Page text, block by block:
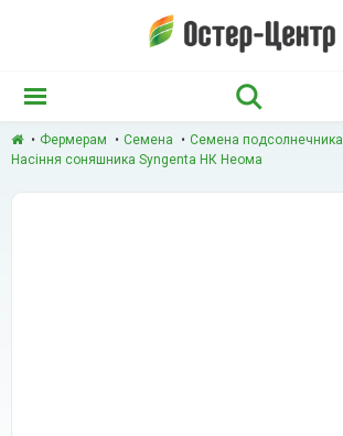
Фермерам Семена
Семена подсолнечника
Насіння соняшника Syngenta НК Неома